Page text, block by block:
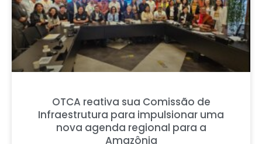
OTCA reativa sua Comissão de
Infraestrutura para impulsionar uma
nova agenda regional para a
Amazônia